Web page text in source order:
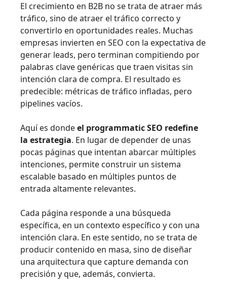
El crecimiento en B2B no se trata de atraer más
tráfico, sino de atraer el tráfico correcto y
convertirlo en oportunidades reales. Muchas
empresas invierten en SEO con la expectativa de
generar leads, pero terminan compitiendo por
palabras clave genéricas que traen visitas sin
intención clara de compra. El resultado es
predecible: métricas de tráfico infladas, pero
pipelines vacíos.
Aquí es dondeel programmatic SEO redefine
la estrategia. En lugar de depender de unas
pocas páginas que intentan abarcar múltiples
intenciones, permite construir un sistema
escalable basado en múltiples puntos de
entrada altamente relevantes.
Cada página responde a una búsqueda
específica, en un contexto específico y con una
intención clara. En este sentido, no se trata de
producir contenido en masa, sino de diseñar
una arquitectura que capture demanda con
precisión y que, además, convierta.